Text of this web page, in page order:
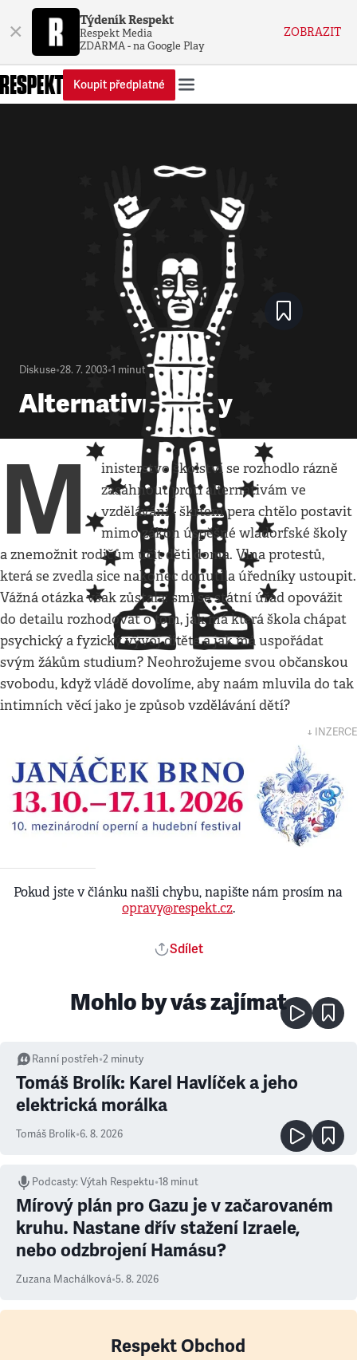
× Týdeník Respekt
Respekt Media
ZDARMA - na Google Play
ZOBRAZIT
Koupit předplatné
Diskuse•28. 7. 2003•1 minuta
Alternativní školy
M
inisterstvo školství se rozhodlo rázně
zasáhnout proti alternativám ve
vzdělávání - škrtem pera chtělo postavit
mimo zákon úspěšné wladorfské školy
a znemožnit rodičům učit děti doma. Vlna protestů,
která se zvedla sice nakonec donutila úředníky ustoupit.
Vážná otázka však zůstala: smí se státní úřad opovážit
do detailu rozhodovat o tom, jak má která škola chápat
psychický a fyzický vývoj dítěte a jak má uspořádat
svým žákům studium? Neohrožujeme svou občanskou
svobodu, když vládě dovolíme, aby naám mluvila do tak
intimních věcí jako je způsob vzdělávání dětí?
↓ INZERCE
Pokud jste v článku našli chybu, napište nám prosím na
opravy@respekt.cz.
Sdílet
Mohlo by vás zajímat
Ranní postřeh•2 minuty
Tomáš Brolík: Karel Havlíček a jeho
elektrická morálka
Tomáš Brolík•6. 8. 2026
Podcasty:Výtah Respektu•18 minut
Mírový plán pro Gazu je v začarovaném
kruhu. Nastane dřív stažení Izraele,
nebo odzbrojení Hamásu?
Zuzana Machálková•5. 8. 2026
Respekt Obchod